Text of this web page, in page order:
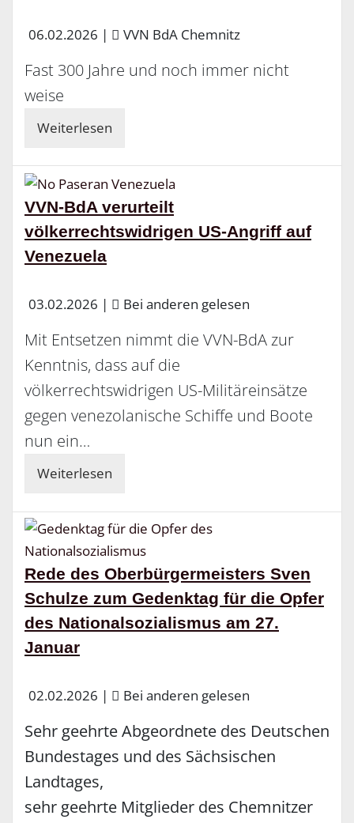
06.02.2026 | VVN BdA Chemnitz
Fast 300 Jahre und noch immer nicht
weise
Weiterlesen
VVN-BdA verurteilt
völkerrechtswidrigen US-Angriff auf
Venezuela
03.02.2026 | Bei anderen gelesen
Mit Entsetzen nimmt die VVN-BdA zur
Kenntnis, dass auf die
völkerrechtswidrigen US-Militäreinsätze
gegen venezolanische Schiffe und Boote
nun ein…
Weiterlesen
Rede des Oberbürgermeisters Sven
Schulze zum Gedenktag für die Opfer
des Nationalsozialismus am 27.
Januar
02.02.2026 | Bei anderen gelesen
Sehr geehrte Abgeordnete des Deutschen
Bundestages und des Sächsischen
Landtages,
sehr geehrte Mitglieder des Chemnitzer